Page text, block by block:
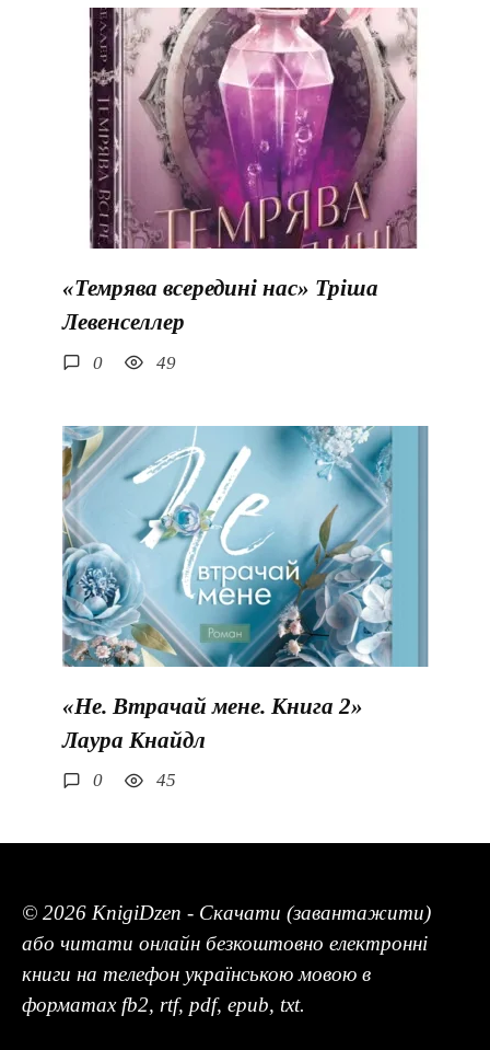
«Темрява всередині нас» Тріша
Левенселлер
0 49
«Не. Втрачай мене. Книга 2»
Лаура Кнайдл
0 45
© 2026 KnigiDzen - Скачати (завантажити)
або читати онлайн безкоштовно електронні
книги на телефон українською мовою в
форматах fb2, rtf, pdf, epub, txt.